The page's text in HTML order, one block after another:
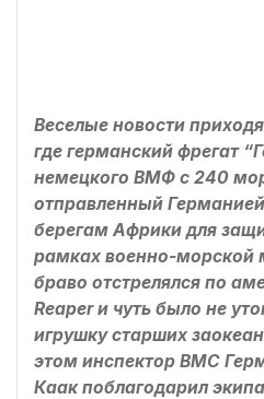
Веселые новости
где германский фрегат
немецкого ВМФ с 240
отправленный
берегам Африки для
рамках военно-морской
браво отстрелялся по
Reaper и чуть было не
игрушку старших
этом инспектор ВМС
Каак поблагодарил